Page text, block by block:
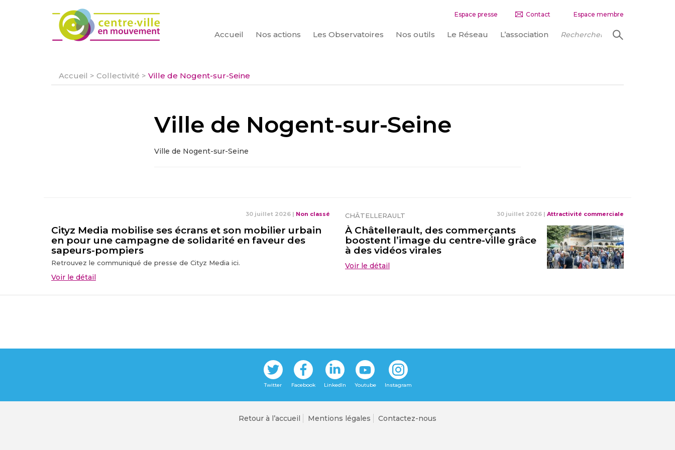
Espace presse Contact Espace membre
Accueil Nos actions Les Observatoires Nos outils Le Réseau L’association
CHERCHER
Accueil > Collectivité > Ville de Nogent-sur-Seine
Ville de Nogent-sur-Seine
Ville de Nogent-sur-Seine
30 juillet 2026 | Non classé
Cityz Media mobilise ses écrans et son mobilier urbain
en pour une campagne de solidarité en faveur des
sapeurs-pompiers
Retrouvez le communiqué de presse de Cityz Media ici.
Voir le détail
CHÂTELLERAULT 30 juillet 2026 | Attractivité commerciale
À Châtellerault, des commerçants
boostent l’image du centre-ville grâce
à des vidéos virales
Voir le détail
Retour à l’accueil Mentions légales Contactez-nous